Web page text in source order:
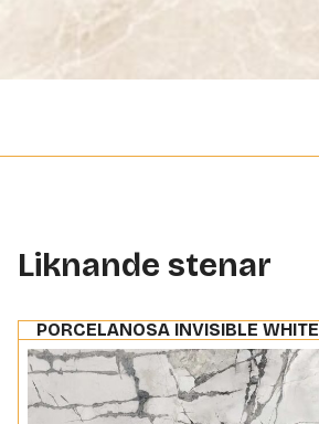
Liknande stenar
PORCELANOSA INVISIBLE WHITE